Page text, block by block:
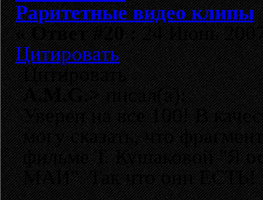
Раритетные видео клипы
«Ответ #20 :24 Июнь
Цитировать
Цитировать
A.M.G.>писал(а):
Уверен на все 100! В
могу сказать, что
фильме Т. Кушаковой "Я
МАИ". Так что они ЕСТЬ!